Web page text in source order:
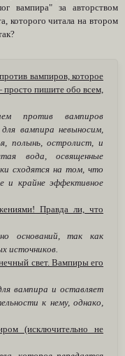
вампира" за авторством
которого читала на втором
вампиров, которое
просто пишите обо всем,
против вампиров
вампира невыносим,
полынь, остролист, и
вода, освященные
сходятся на том, что
и крайне эффективное
Правда ли, что
оснований, так как
источников.
свет. Вампиры его
вампира и оставляет
к нему, однако,
(исключительно не